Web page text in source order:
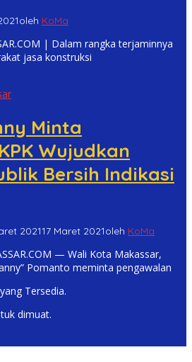
oleh KoMa
| Dalam rangka terjaminnya
jasa konstruksi
Minta
Wujudkan
Bersih Indikasi
202117 Maret 2021oleh KoMa
— Wali Kota Makassar,
Pomanto meminta pengawalan
Tersedia.
dimuat.